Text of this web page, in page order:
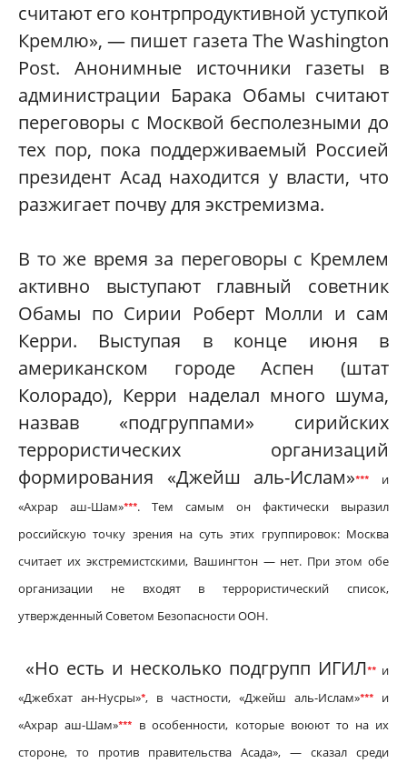
считают его контрпродуктивной уступкой
Кремлю», — пишет газета The Washington
Post. Анонимные источники газеты в
администрации Барака Обамы считают
переговоры с Москвой бесполезными до
тех пор, пока поддерживаемый Россией
президент Асад находится у власти, что
разжигает почву для экстремизма.
В то же время за переговоры с Кремлем
активно выступают главный советник
Обамы по Сирии Роберт Молли и сам
Керри. Выступая в конце июня в
американском городе Аспен (штат
Колорадо), Керри наделал много шума,
назвав «подгруппами» сирийских
террористических организаций
формирования «Джейш аль-Ислам»*** и
«Ахрар аш-Шам»***. Тем самым он фактически выразил
российскую точку зрения на суть этих группировок: Москва
считает их экстремистскими, Вашингтон — нет. При этом обе
организации не входят в террористический список,
утвержденный Советом Безопасности ООН.
«Но есть и несколько подгрупп ИГИЛ** и
«Джебхат ан-Нусры»*, в частности, «Джейш аль-Ислам»*** и
«Ахрар аш-Шам»*** в особенности, которые воюют то на их
стороне, то против правительства Асада», — сказал среди